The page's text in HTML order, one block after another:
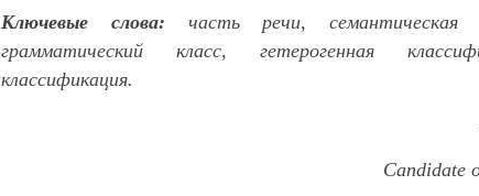
Ключевые слова: часть речи, семантическая
грамматический класс, гетерогенная
классификация.
Candidate